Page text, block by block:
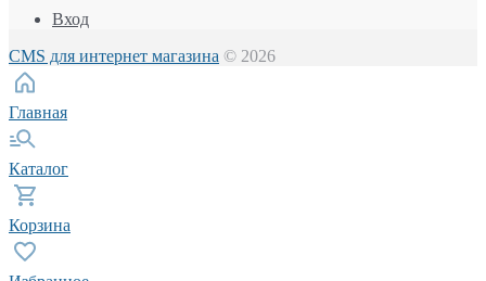
Вход
CMS для интернет магазина © 2026
Главная
Каталог
Корзина